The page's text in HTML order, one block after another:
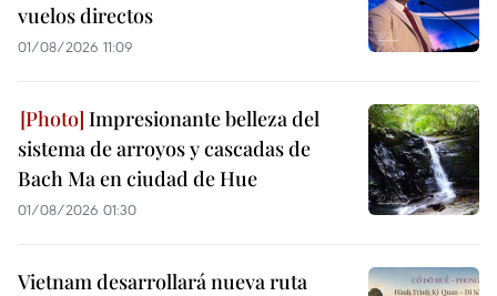
vuelos directos
01/08/2026 11:09
Impresionante belleza del
sistema de arroyos y cascadas de
Bach Ma en ciudad de Hue
01/08/2026 01:30
Vietnam desarrollará nueva ruta